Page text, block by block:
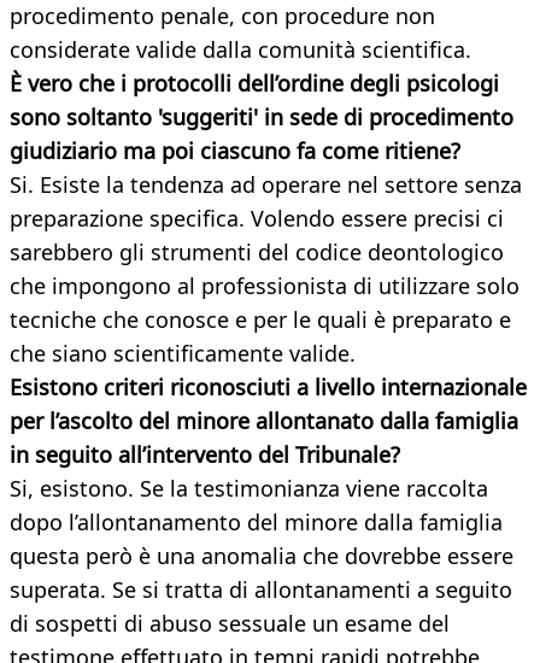
procedimento penale, con procedure non
considerate valide dalla comunità scientifica.
È vero che i protocolli dell’ordine degli psicologi
sono soltanto 'suggeriti' in sede di procedimento
giudiziario ma poi ciascuno fa come ritiene?
Si. Esiste la tendenza ad operare nel settore senza
preparazione specifica. Volendo essere precisi ci
sarebbero gli strumenti del codice deontologico
che impongono al professionista di utilizzare solo
tecniche che conosce e per le quali è preparato e
che siano scientificamente valide.
Esistono criteri riconosciuti a livello internazionale
per l’ascolto del minore allontanato dalla famiglia
in seguito all’intervento del Tribunale?
Si, esistono. Se la testimonianza viene raccolta
dopo l’allontanamento del minore dalla famiglia
questa però è una anomalia che dovrebbe essere
superata. Se si tratta di allontanamenti a seguito
di sospetti di abuso sessuale un esame del
testimone effettuato in tempi rapidi potrebbe